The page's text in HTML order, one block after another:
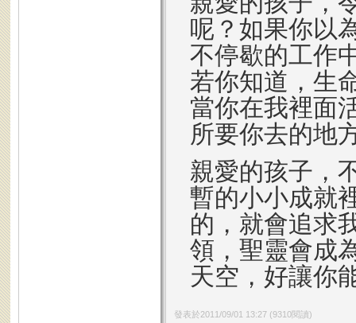
呢？如果你以
不停歇的工作
若你知道，生
當你在我裡面
所要你去的地
親愛的孩子，
暫的小小成就
的，就會追求
領，聖靈會成
天空，好讓你
發表於2011/09/01 13:27(9310閱讀)